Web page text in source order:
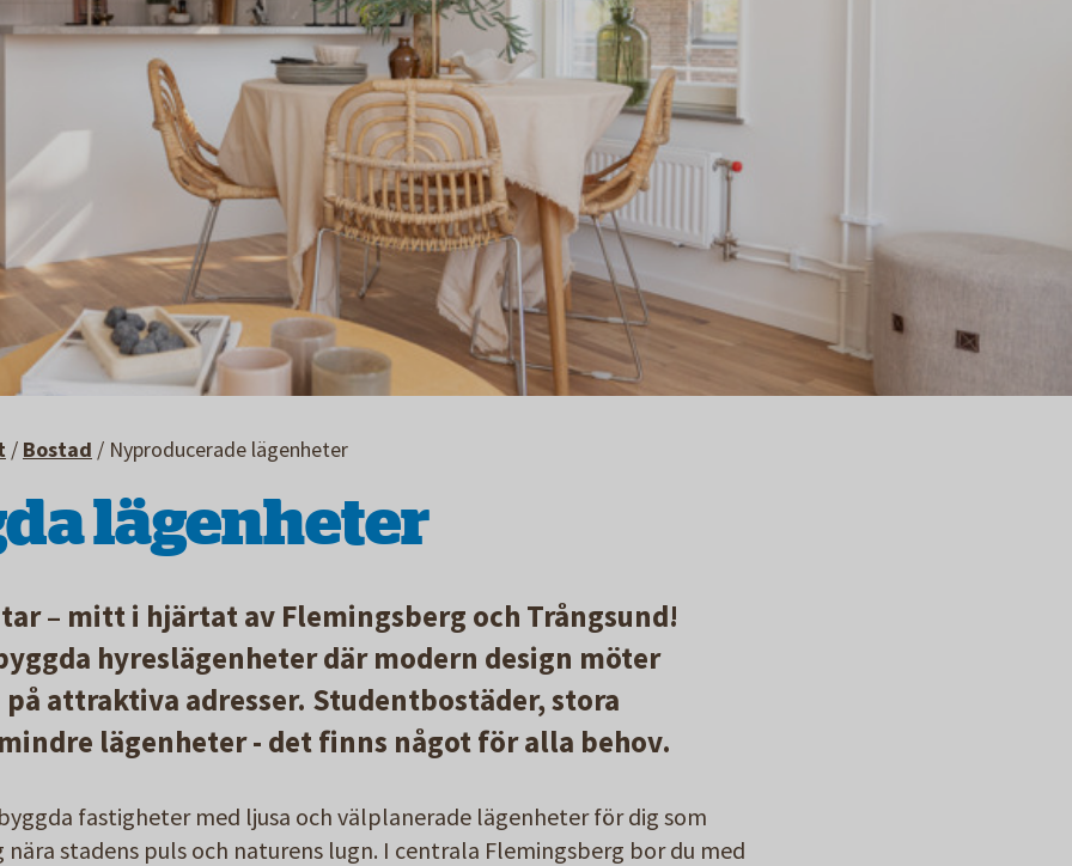
/ Bostad / Nyproducerade lägenheter
lägenheter
– mitt i hjärtat av Flemingsberg och Trångsund!
hyreslägenheter där modern design möter
attraktiva adresser. Studentbostäder, stora
lägenheter - det finns något för alla behov.
fastigheter med ljusa och välplanerade lägenheter för dig som
nära stadens puls och naturens lugn. I centrala Flemingsberg bor du med